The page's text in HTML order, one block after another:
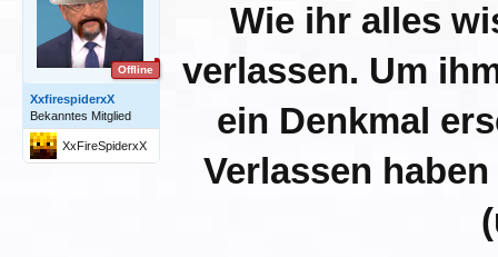
Offline
XxfirespiderxX
Bekanntes Mitglied
XxFireSpiderxX
Wie ihr alles
verlassen. Um
ein Denkmal
Verlassen